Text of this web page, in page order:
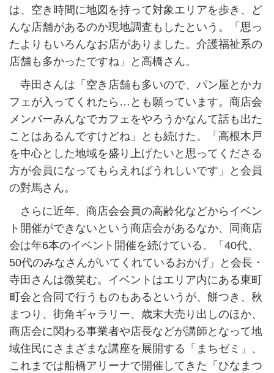
は、空き時間に地図を持って対象エリアを歩き、ど
んな店舗があるのか現地調査もしたという。「思っ
たよりもいろんなお店がありました。介護福祉系の
店舗も多かったですね」と高橋さん。
寺田さんは「空き店舗も多いので、パン屋とかカ
フェが入ってくれたら…とも願っています。商店会
メンバーみんなでカフェをやろうかなんて話も出た
ことはあるんですけどね」とも続けた。「高根木戸
を中心とした地域を盛り上げたいと思ってくださる
方が会員になってもらえればうれしいです」と会員
の對馬さん。
さらに近年、商店会会員の高齢化などからイベン
ト開催ができないという商店会があるなか、同商店
会は年6本のイベント開催を続けている。「40代、
50代のみなさんがいてくれているおかげ」と会長・
寺田さんは微笑む。イベントはエリア内にある東町
町会と合同で行うものもあるというが、餅つき、秋
まつり、街角ギャラリー、歳末大売り出しのほか、
商店会に関わる事業者や店長などが講師となって地
域住民にさまざまな講座を展開する「まちゼミ」、
これまでは船橋アリーナで開催してきた「ひなまつ